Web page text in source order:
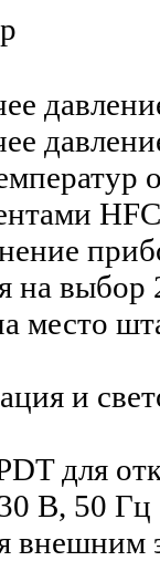
на
место
и
для
В, 50 Гц
внешним